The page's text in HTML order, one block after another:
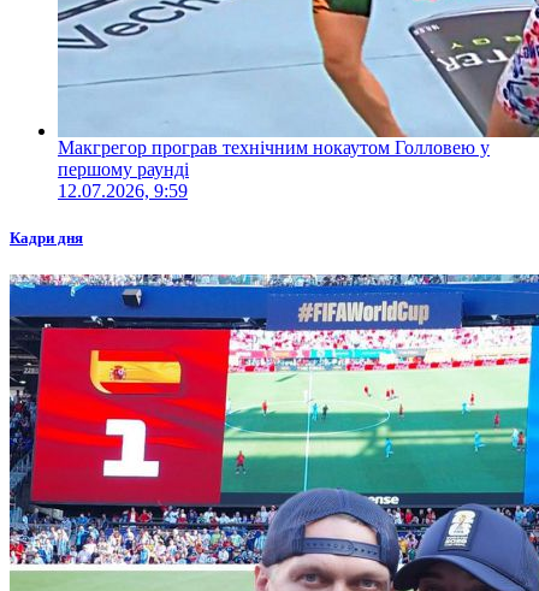
Макгрегор програв технічним нокаутом Голловею у
першому раунді
12.07.2026, 9:59
Кадри дня